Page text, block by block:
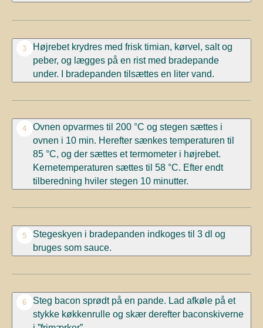
3
Højrebet krydres med frisk timian, kørvel, salt og
peber, og lægges på en rist med bradepande
under. I bradepanden tilsættes en liter vand.
4
Ovnen opvarmes til 200 °C og stegen sættes i
ovnen i 10 min. Herefter sænkes temperaturen til
85 °C, og der sættes et termometer i højrebet.
Kernetemperaturen sættes til 58 °C. Efter endt
tilberedning hviler stegen 10 minutter.
5
Stegeskyen i bradepanden indkoges til 3 dl og
bruges som sauce.
6
Steg bacon sprødt på en pande. Lad afkøle på et
stykke køkkenrulle og skær derefter baconskiverne